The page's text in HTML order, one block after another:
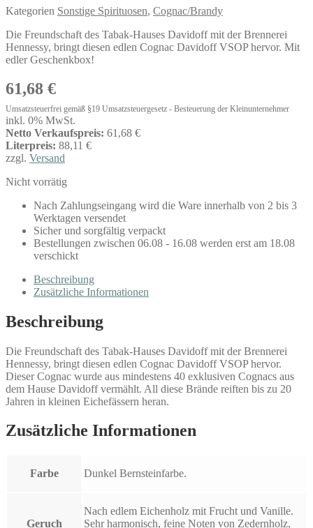
Kategorien Sonstige Spirituosen, Cognac/Brandy
Die Freundschaft des Tabak-Hauses Davidoff mit der Brennerei
Hennessy, bringt diesen edlen Cognac Davidoff VSOP hervor. Mit
edler Geschenkbox!
61,68 €
Umsatzsteuerfrei gemäß §19 Umsatzsteuergesetz - Besteuerung der Kleinunternehmer
inkl. 0% MwSt.
Netto Verkaufspreis: 61,68 €
Literpreis: 88,11 €
zzgl. Versand
Nicht vorrätig
Nach Zahlungseingang wird die Ware innerhalb von 2 bis 3
Werktagen versendet
Sicher und sorgfältig verpackt
Bestellungen zwischen 06.08 - 16.08 werden erst am 18.08
verschickt
Beschreibung
Zusätzliche Informationen
Beschreibung
Die Freundschaft des Tabak-Hauses Davidoff mit der Brennerei
Hennessy, bringt diesen edlen Cognac Davidoff VSOP hervor.
Dieser Cognac wurde aus mindestens 40 exklusiven Cognacs aus
dem Hause Davidoff vermählt. All diese Brände reiften bis zu 20
Jahren in kleinen Eichefässern heran.
Zusätzliche Informationen
Farbe Dunkel Bernsteinfarbe.
Geruch
Nach edlem Eichenholz mit Frucht und Vanille.
Sehr harmonisch, feine Noten von Zedernholz,